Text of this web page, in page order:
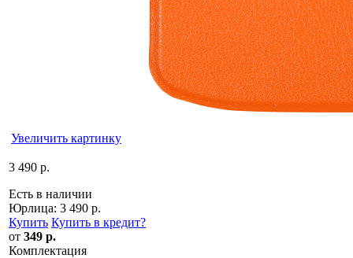
Увеличить картинку
3 490 р.
Есть в наличии
Юрлица: 3 490 р.
Купить Купить в кредит?
от 349 р.
Комплектация